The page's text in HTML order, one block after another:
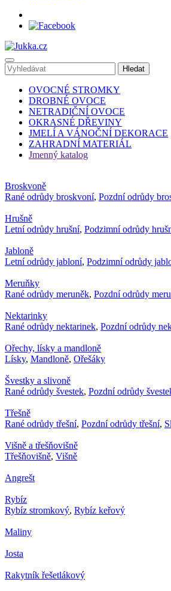
OVOCNÉ STROMKY
DROBNÉ OVOCE
NETRADIČNÍ OVOCE
OKRASNÉ DŘEVINY
JMELÍ A VÁNOČNÍ DEKORACE
ZAHRADNÍ MATERIÁL
Jmenný katalog
Broskvoně
Rané odrůdy broskvoní, Pozdní odrůdy
Hrušně
Letní odrůdy hrušní, Podzimní odrůdy
Jabloně
Letní odrůdy jabloní, Podzimní odrůdy
Meruňky
Rané odrůdy meruněk, Pozdní odrůdy
Nektarinky
Rané odrůdy nektarinek, Pozdní odrůdy
Ořechy, lísky a mandloně
Lísky, Mandloně, Ořešáky
Švestky a slivoně
Rané odrůdy švestek, Pozdní odrůdy
Třešně
Rané odrůdy třešní, Pozdní odrůdy třešní,
Višně a třešňovišně
Třešňovišně, Višně
Angrešt
Rybíz
Rybíz stromkový, Rybíz keřový
Maliny
Josta
Rakytník řešetlákový